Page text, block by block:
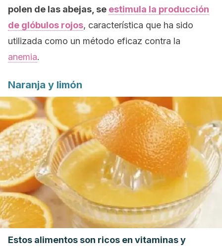
polen de las abejas, se estimula la producción
de glóbulos rojos, característica que ha sido
utilizada como un método eficaz contra la
anemia.
Naranja y limón
Estos alimentos son ricos en vitaminas y